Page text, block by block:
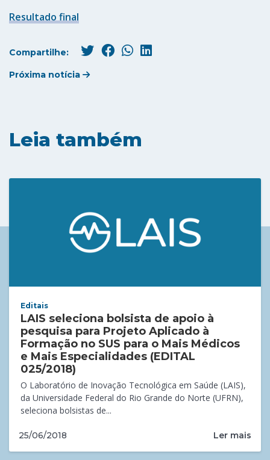
Resultado final
Compartilhe:
Próxima notícia
Leia também
Editais
LAIS seleciona bolsista de apoio à
pesquisa para Projeto Aplicado à
Formação no SUS para o Mais Médicos
e Mais Especialidades (EDITAL
025/2018)
O Laboratório de Inovação Tecnológica em Saúde (LAIS),
da Universidade Federal do Rio Grande do Norte (UFRN),
seleciona bolsistas de...
25/06/2018 Ler mais